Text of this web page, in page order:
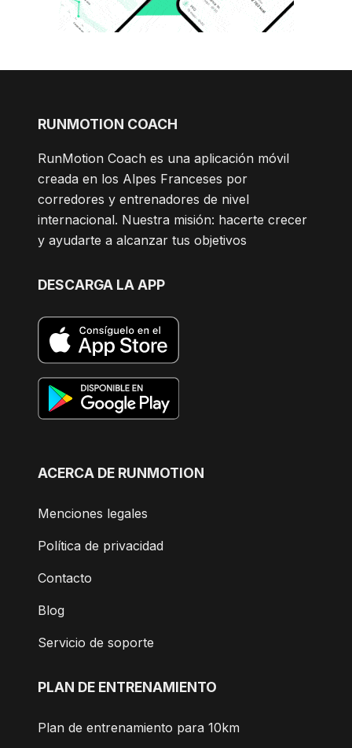
RUNMOTION COACH
RunMotion Coach es una aplicación móvil
creada en los Alpes Franceses por
corredores y entrenadores de nivel
internacional. Nuestra misión: hacerte crecer
y ayudarte a alcanzar tus objetivos
DESCARGA LA APP
ACERCA DE RUNMOTION
Menciones legales
Política de privacidad
Contacto
Blog
Servicio de soporte
PLAN DE ENTRENAMIENTO
Plan de entrenamiento para 10km